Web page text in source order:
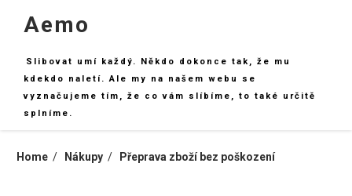
Aemo
Slibovat umí každý. Někdo dokonce tak, že mu
kdekdo naletí. Ale my na našem webu se
vyznačujeme tím, že co vám slíbíme, to také určitě
splníme.
Home Nákupy Přeprava zboží bez poškození